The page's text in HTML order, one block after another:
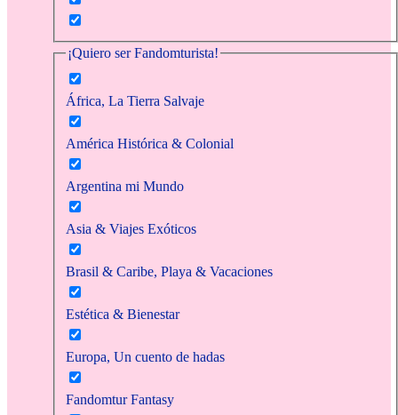
¡Quiero ser Fandomturista!
África, La Tierra Salvaje
América Histórica & Colonial
Argentina mi Mundo
Asia & Viajes Exóticos
Brasil & Caribe, Playa & Vacaciones
Estética & Bienestar
Europa, Un cuento de hadas
Fandomtur Fantasy